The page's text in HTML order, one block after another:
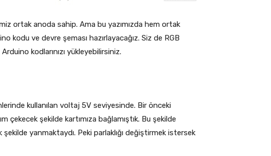
ortak anoda sahip. Ama bu yazımızda hem ortak
kodu ve devre şeması hazırlayacağız. Siz de RGB
kodlarınızı yükleyebilirsiniz.
kullanılan voltaj 5V seviyesinde. Bir önceki
çekecek şekilde kartımıza bağlamıştık. Bu şekilde
şekilde yanmaktaydı. Peki parlaklığı değiştirmek istersek